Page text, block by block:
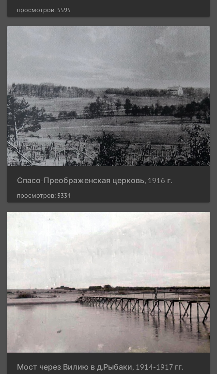
просмотров: 5595
Спасо-Преображенская церковь, 1916 г.
просмотров: 5334
Мост через Вилию в д.Рыбаки, 1914-1917 гг.